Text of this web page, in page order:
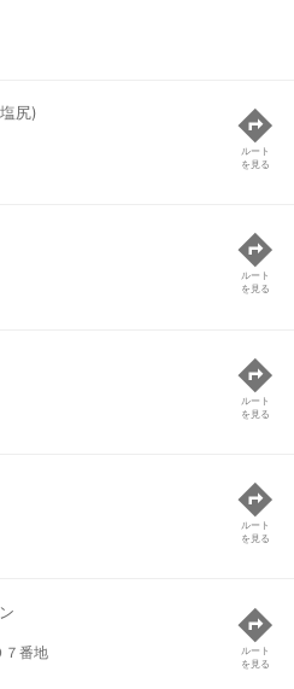
尻)
ルート
を見る
ルート
を見る
ルート
を見る
ルート
を見る
７番地
ルート
を見る